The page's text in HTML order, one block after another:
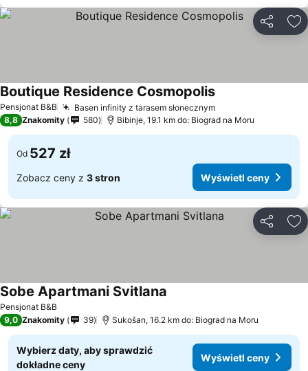
Pensjonat B&B Basen infinity z tarasem słonecznymWyświetl ceny
Boutique Residence CosmopolisWyświetl ceny
8,8 Znakomity 580 Bibinje, 19.1 km do: Biograd na Moru
Od 527 zł
Zobacz ceny z 3 stron Wyświetl ceny
Pensjonat B&B
Sobe Apartmani Svitlana
9,0 Znakomity 39 Sukošan, 16.2 km do: Biograd na Moru
Wybierz daty, aby sprawdzić
dokładne ceny
Wyświetl ceny